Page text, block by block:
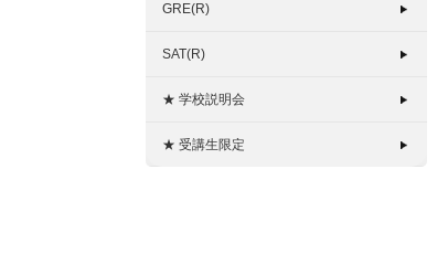
GRE(R)
SAT(R)
★ 学校説明会
★ 受講生限定